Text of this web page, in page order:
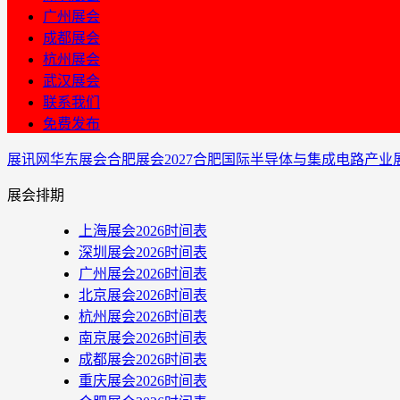
广州展会
成都展会
杭州展会
武汉展会
联系我们
免费发布
展讯网华东展会合肥展会2027合肥国际半导体与集成电路产业
展会排期
上海展会2026时间表
深圳展会2026时间表
广州展会2026时间表
北京展会2026时间表
杭州展会2026时间表
南京展会2026时间表
成都展会2026时间表
重庆展会2026时间表